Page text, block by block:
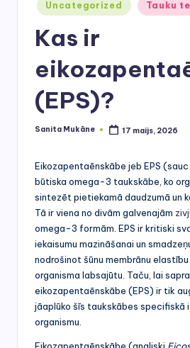
in
Uncategorized Tauku
Kas ir
(EPS)?
Posted
Sanita Mukāne 17 maijs, 2026
Eikozapentaēnskābe jeb EPS
būtiska omega-3 taukskābe, ko
sintezēt pietiekamā daudzumā un
Tā ir viena no divām galvenajām
omega-3 formām. EPS ir kritiski
iekaisumu mazināšanai un
nodrošinot šūnu membrānu
organisma labsajūtu. Taču, lai
eikozapentaēnskābe (EPS) ir tik
jāaplūko šīs taukskābes specifiskā
organismu.